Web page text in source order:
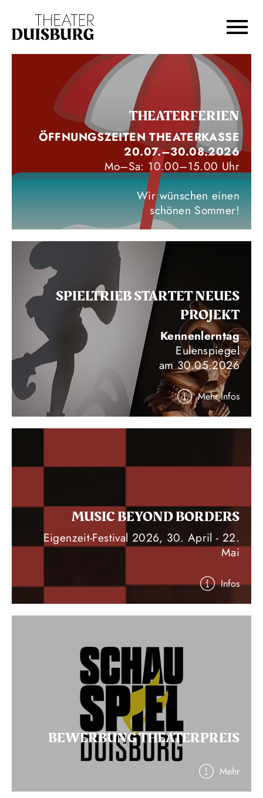
Zur Hauptnavigation springen
Zum Footer springen
THEATERFERIEN
ÖFFNUNGSZEITEN THEATERKASSE
20.07.–30.08.2026
Mo–Sa: 10.00–15.00 Uhr
Wir wünschen einen
schönen Sommer!
SPIELTRIEB STARTET NEUES
PROJEKT
Kennenlerntag
Eulenspiegel
am 30.05.2026
Mehr Infos
MUSIC BEYOND BORDERS
Eigenzeit-Festival 2026, 30. April - 22.
Mai
Infos
BEWERBUNG THEATERPREIS
Mehr